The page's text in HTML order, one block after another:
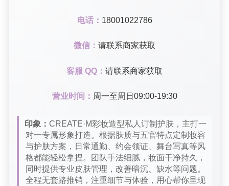
电话： 18001022786
微信： 请联系商家获取
客服 QQ： 请联系商家获取
营业时间： 周一至周日09:00-19:30
印象： CREATE·M彩妆造型私人订制护肤，主打一
对一专属形象打造。根据肤质与五官特点定制妆容
与护肤方案，日常通勤、约会领证、舞台写真等风
格都能轻松拿捏。团队手法细腻，妆面干净持久，
同时提供专业皮肤管理，改善暗沉、缺水等问题。
全程无套路推销，注重细节与体验，用心帮你呈现